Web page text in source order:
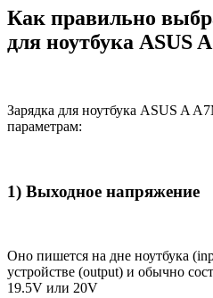
Как правильно
для ноутбука ASUS
Зарядка для ноутбука ASUS A
параметрам:
1) Выходное напряжение
Оно пишется на дне ноутбука
устройстве (output) и обычно
19.5V или 20V